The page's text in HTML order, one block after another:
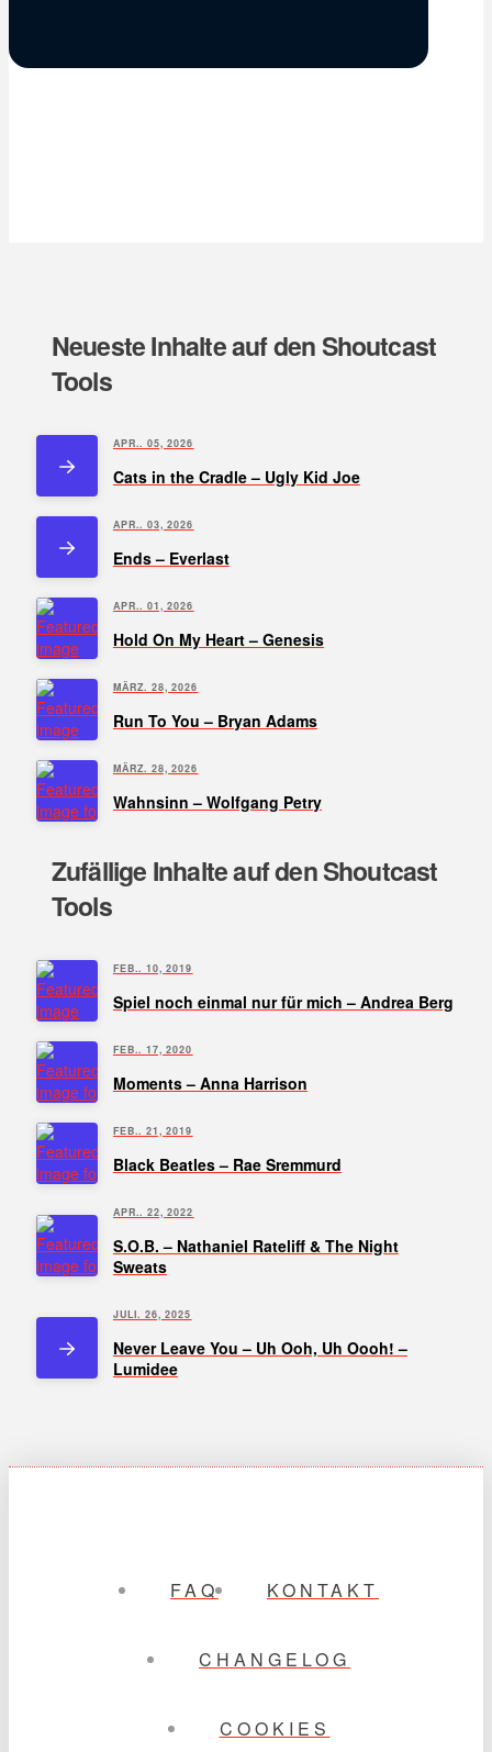
Neueste Inhalte auf den Shoutcast
Tools
APR.. 05, 2026
Cats in the Cradle – Ugly Kid Joe
APR.. 03, 2026
Ends – Everlast
APR.. 01, 2026
Hold On My Heart – Genesis
MÄRZ. 28, 2026
Run To You – Bryan Adams
MÄRZ. 28, 2026
Wahnsinn – Wolfgang Petry
Zufällige Inhalte auf den Shoutcast
Tools
FEB.. 10, 2019
Spiel noch einmal nur für mich – Andrea Berg
FEB.. 17, 2020
Moments – Anna Harrison
FEB.. 21, 2019
Black Beatles – Rae Sremmurd
APR.. 22, 2022
S.O.B. – Nathaniel Rateliff & The Night
Sweats
JULI. 26, 2025
Never Leave You – Uh Ooh, Uh Oooh! –
Lumidee
FAQ KONTAKT
CHANGELOG
COOKIES